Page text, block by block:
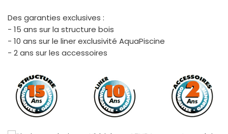
Des garanties exclusives :
- 15 ans sur la structure bois
- 10 ans sur le liner exclusivité AquaPiscine
- 2 ans sur les accessoires